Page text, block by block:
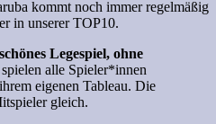
kommt noch immer regelmäßig
in unserer TOP10.
Legespiel, ohne
alle Spieler*innen
eigenen Tableau. Die
gleich.